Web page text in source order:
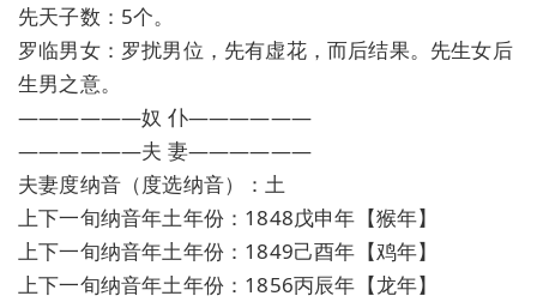
先天子数：5个。
罗临男女：罗扰男位，先有虚花，而后结果。先生女后
生男之意。
——————奴 仆——————
——————夫 妻——————
夫妻度纳音（度选纳音）：土
上下一旬纳音年土年份：1848戊申年【猴年】
上下一旬纳音年土年份：1849己酉年【鸡年】
上下一旬纳音年土年份：1856丙辰年【龙年】